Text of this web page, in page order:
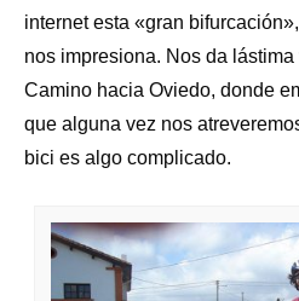
internet esta «gran
nos impresiona. Nos da lástima
Camino hacia Oviedo, donde
que alguna vez nos
bici es algo complicado.